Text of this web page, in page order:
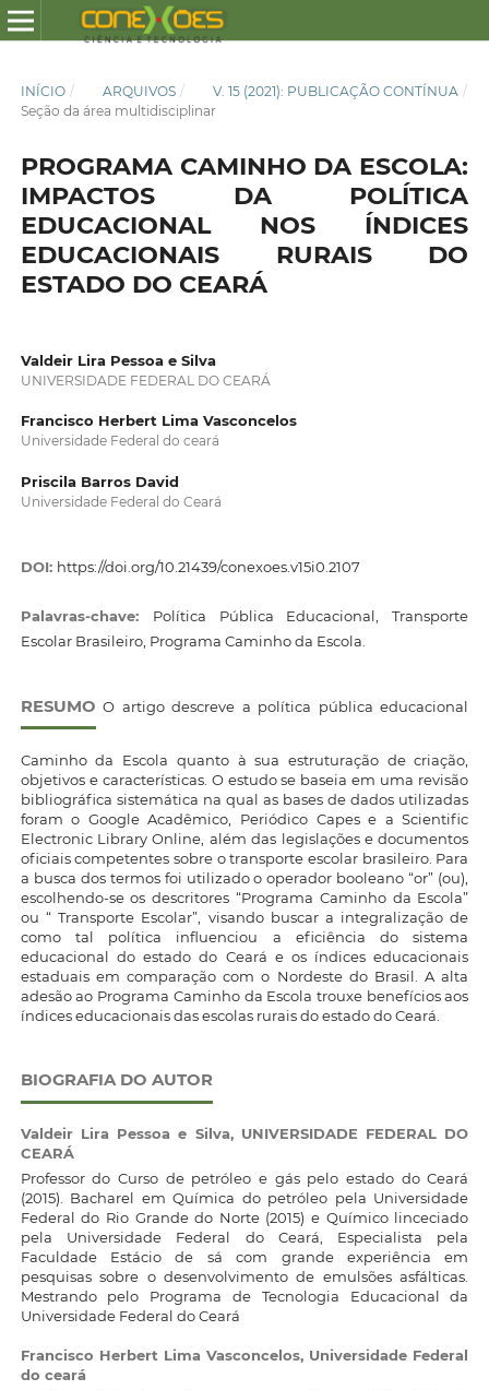
INÍCIO / ARQUIVOS / V. 15 (2021): PUBLICAÇÃO CONTÍNUA /
Seção da área multidisciplinar
PROGRAMA CAMINHO DA ESCOLA:
IMPACTOS DA POLÍTICA
EDUCACIONAL NOS ÍNDICES
EDUCACIONAIS RURAIS DO
ESTADO DO CEARÁ
Valdeir Lira Pessoa e Silva
UNIVERSIDADE FEDERAL DO CEARÁ
Francisco Herbert Lima Vasconcelos
Universidade Federal do ceará
Priscila Barros David
Universidade Federal do Ceará
DOI: https://doi.org/10.21439/conexoes.v15i0.2107
Palavras-chave: Política Pública Educacional, Transporte
Escolar Brasileiro, Programa Caminho da Escola.
RESUMO O artigo descreve a política pública educacional
Caminho da Escola quanto à sua estruturação de criação,
objetivos e características. O estudo se baseia em uma revisão
bibliográfica sistemática na qual as bases de dados utilizadas
foram o Google Acadêmico, Periódico Capes e a Scientific
Electronic Library Online, além das legislações e documentos
oficiais competentes sobre o transporte escolar brasileiro. Para
a busca dos termos foi utilizado o operador booleano “or” (ou),
escolhendo-se os descritores “Programa Caminho da Escola”
ou “ Transporte Escolar”, visando buscar a integralização de
como tal política influenciou a eficiência do sistema
educacional do estado do Ceará e os índices educacionais
estaduais em comparação com o Nordeste do Brasil. A alta
adesão ao Programa Caminho da Escola trouxe benefícios aos
índices educacionais das escolas rurais do estado do Ceará.
BIOGRAFIA DO AUTOR
Valdeir Lira Pessoa e Silva, UNIVERSIDADE FEDERAL DO
CEARÁ
Professor do Curso de petróleo e gás pelo estado do Ceará
(2015). Bacharel em Química do petróleo pela Universidade
Federal do Rio Grande do Norte (2015) e Químico linceciado
pela Universidade Federal do Ceará, Especialista pela
Faculdade Estácio de sá com grande experiência em
pesquisas sobre o desenvolvimento de emulsões asfálticas.
Mestrando pelo Programa de Tecnologia Educacional da
Universidade Federal do Ceará
Francisco Herbert Lima Vasconcelos, Universidade Federal
do ceará